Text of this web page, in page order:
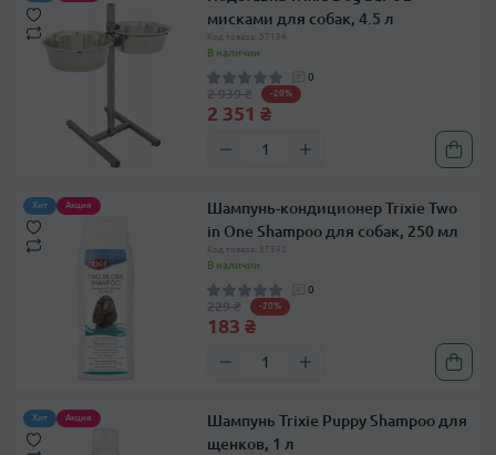
мисками для собак, 4.5 л
Код товара: 37194
В наличии
0
2 939 ₴ -20%
2 351 ₴
Хит Акция
Шампунь-кондиционер Trixie Two
in One Shampoo для собак, 250 мл
Код товара: 37592
В наличии
0
229 ₴ -20%
183 ₴
Хит Акция
Шампунь Trixie Puppy Shampoo для
щенков, 1 л